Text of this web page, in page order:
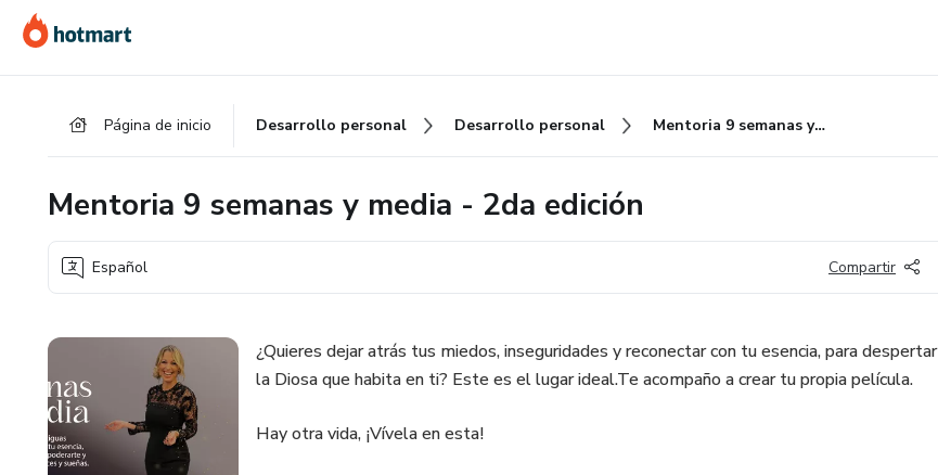
contenido
la
pie
Página de inicio Desarrollo personal Desarrollo personal Mentoria 9 semanas y media - 2da edición
Mentoria 9 semanas y media - 2da edición
Español Compartir
¿Quieres dejar atrás tus miedos, inseguridades y reconectar con tu esencia, para despertar
la Diosa que habita en ti? Este es el lugar ideal.Te acompaño a crear tu propia película.
Hay otra vida, ¡Vívela en esta!